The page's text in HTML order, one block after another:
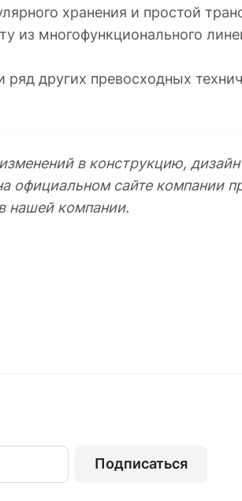
хранения и простой
из многофункционального
других превосходных
в конструкцию,
сайте компании
нашей компании.
Подписаться